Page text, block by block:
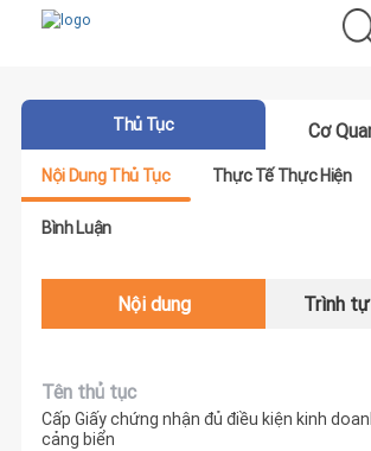
Thủ Tục Cơ
Nội Dung Thủ Tục Thực Tế Thực Hiện
Bình Luận
Nội dung Trình
Tên thủ tục
Cấp Giấy chứng nhận đủ điều kiện kinh
cảng biển